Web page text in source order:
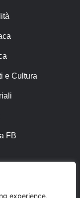
experience,
e Cultura
FB